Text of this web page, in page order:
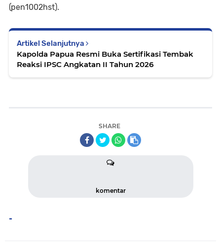
(pen1002hst).
Artikel Selanjutnya
Kapolda Papua Resmi Buka Sertifikasi Tembak
Reaksi IPSC Angkatan II Tahun 2026
SHARE
komentar
-